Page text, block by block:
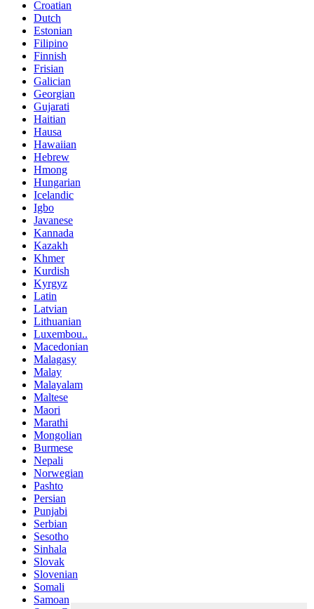
Croatian
Dutch
Estonian
Filipino
Finnish
Frisian
Galician
Georgian
Gujarati
Haitian
Hausa
Hawaiian
Hebrew
Hmong
Hungarian
Icelandic
Igbo
Javanese
Kannada
Kazakh
Khmer
Kurdish
Kyrgyz
Latin
Latvian
Lithuanian
Luxembou..
Macedonian
Malagasy
Malay
Malayalam
Maltese
Maori
Marathi
Mongolian
Burmese
Nepali
Norwegian
Pashto
Persian
Punjabi
Serbian
Sesotho
Sinhala
Slovak
Slovenian
Somali
Samoan